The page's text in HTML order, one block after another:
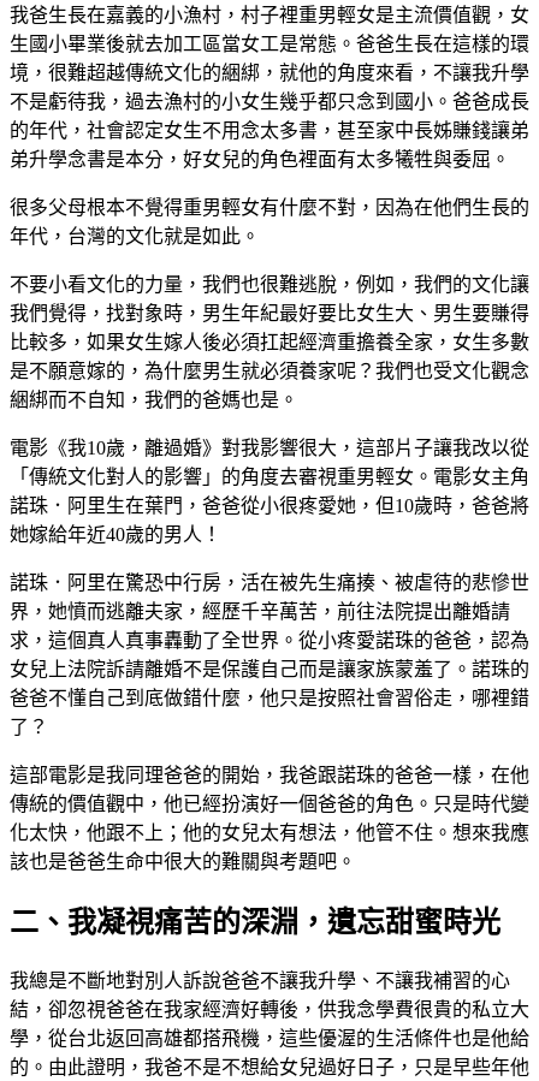
我爸生長在嘉義的小漁村，村子裡重男輕女是主流價值觀，女
生國小畢業後就去加工區當女工是常態。爸爸生長在這樣的環
境，很難超越傳統文化的綑綁，就他的角度來看，不讓我升學
不是虧待我，過去漁村的小女生幾乎都只念到國小。爸爸成長
的年代，社會認定女生不用念太多書，甚至家中長姊賺錢讓弟
弟升學念書是本分，好女兒的角色裡面有太多犧牲與委屈。
很多父母根本不覺得重男輕女有什麼不對，因為在他們生長的
年代，台灣的文化就是如此。
不要小看文化的力量，我們也很難逃脫，例如，我們的文化讓
我們覺得，找對象時，男生年紀最好要比女生大、男生要賺得
比較多，如果女生嫁人後必須扛起經濟重擔養全家，女生多數
是不願意嫁的，為什麼男生就必須養家呢？我們也受文化觀念
綑綁而不自知，我們的爸媽也是。
電影《我10歲，離過婚》對我影響很大，這部片子讓我改以從
「傳統文化對人的影響」的角度去審視重男輕女。電影女主角
諾珠．阿里生在葉門，爸爸從小很疼愛她，但10歲時，爸爸將
她嫁給年近40歲的男人！
諾珠．阿里在驚恐中行房，活在被先生痛揍、被虐待的悲慘世
界，她憤而逃離夫家，經歷千辛萬苦，前往法院提出離婚請
求，這個真人真事轟動了全世界。從小疼愛諾珠的爸爸，認為
女兒上法院訴請離婚不是保護自己而是讓家族蒙羞了。諾珠的
爸爸不懂自己到底做錯什麼，他只是按照社會習俗走，哪裡錯
了？
這部電影是我同理爸爸的開始，我爸跟諾珠的爸爸一樣，在他
傳統的價值觀中，他已經扮演好一個爸爸的角色。只是時代變
化太快，他跟不上；他的女兒太有想法，他管不住。想來我應
該也是爸爸生命中很大的難關與考題吧。
二、我凝視痛苦的深淵，遺忘甜蜜時光
我總是不斷地對別人訴說爸爸不讓我升學、不讓我補習的心
結，卻忽視爸爸在我家經濟好轉後，供我念學費很貴的私立大
學，從台北返回高雄都搭飛機，這些優渥的生活條件也是他給
的。由此證明，我爸不是不想給女兒過好日子，只是早些年他